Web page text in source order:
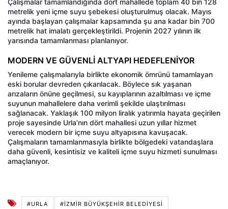
Çalışmalar tamamlandığında dört mahallede toplam 40 bin 128
metrelik yeni içme suyu şebekesi oluşturulmuş olacak. Mayıs
ayında başlayan çalışmalar kapsamında şu ana kadar bin 700
metrelik hat imalatı gerçekleştirildi. Projenin 2027 yılının ilk
yarısında tamamlanması planlanıyor.
MODERN VE GÜVENLİ ALTYAPI HEDEFLENİYOR
Yenileme çalışmalarıyla birlikte ekonomik ömrünü tamamlayan
eski borular devreden çıkarılacak. Böylece sık yaşanan
arızaların önüne geçilmesi, su kayıplarının azaltılması ve içme
suyunun mahallelere daha verimli şekilde ulaştırılması
sağlanacak. Yaklaşık 100 milyon liralık yatırımla hayata geçirilen
proje sayesinde Urla’nın dört mahallesi uzun yıllar hizmet
verecek modern bir içme suyu altyapısına kavuşacak.
Çalışmaların tamamlanmasıyla birlikte bölgedeki vatandaşlara
daha güvenli, kesintisiz ve kaliteli içme suyu hizmeti sunulması
amaçlanıyor.
#URLA #İZMIR BÜYÜKŞEHIR BELEDIYESI